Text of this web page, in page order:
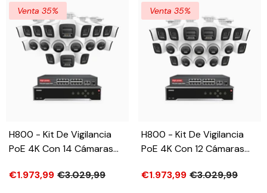
Micrófono Integrado,
Ángulo De Visión 96º
Micrófono Integrado,
Ángulo De Visión 96º
Venta 35%
H800 - Kit De Vigilancia
PoE 4K Con 14 Cámaras
Y Videograbador NVR De
€1.973,99 €3.029,99
Venta 35%
H800 - Kit De Vigilancia
PoE 4K Con 12 Cámaras
Videograbador NVR De 32
€1.973,99 €3.029,99